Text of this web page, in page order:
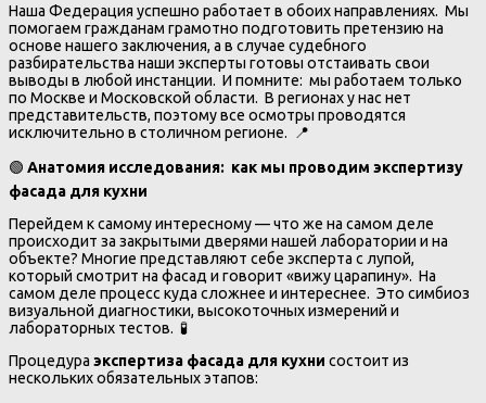
Наша Федерация успешно работает в обоих направлениях. Мы
помогаем гражданам грамотно подготовить претензию на
основе нашего заключения, а в случае судебного
разбирательства наши эксперты готовы отстаивать свои
выводы в любой инстанции. И помните: мы работаем только
по Москве и Московской области. В регионах у нас нет
представительств, поэтому все осмотры проводятся
исключительно в столичном регионе. 📍
🟢 Анатомия исследования: как мы проводим экспертизу
фасада для кухни
Перейдем к самому интересному — что же на самом деле
происходит за закрытыми дверями нашей лаборатории и на
объекте? Многие представляют себе эксперта с лупой,
который смотрит на фасад и говорит «вижу царапину». На
самом деле процесс куда сложнее и интереснее. Это симбиоз
визуальной диагностики, высокоточных измерений и
лабораторных тестов. 🧪
Процедура экспертиза фасада для кухни состоит из
нескольких обязательных этапов: